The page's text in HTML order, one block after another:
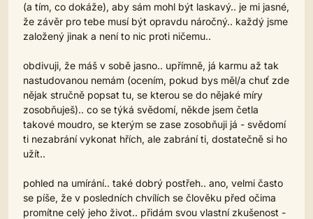
(a tím, co dokáže), aby sám mohl být laskavý.. je mi jasné,
že závěr pro tebe musí být opravdu náročný.. každý jsme
založený jinak a není to nic proti ničemu..
obdivuji, že máš v sobě jasno.. upřímně, já karmu až tak
nastudovanou nemám (ocením, pokud bys měl/a chuť zde
nějak stručně popsat tu, se kterou se do nějaké míry
zosobňuješ).. co se týká svědomí, někde jsem četla
takové moudro, se kterým se zase zosobňuji já - svědomí
ti nezabrání vykonat hřích, ale zabrání ti, dostatečně si ho
užít..
pohled na umírání.. také dobrý postřeh.. ano, velmi často
se píše, že v posledních chvílích se člověku před očima
promítne celý jeho život.. přidám svou vlastní zkušenost -